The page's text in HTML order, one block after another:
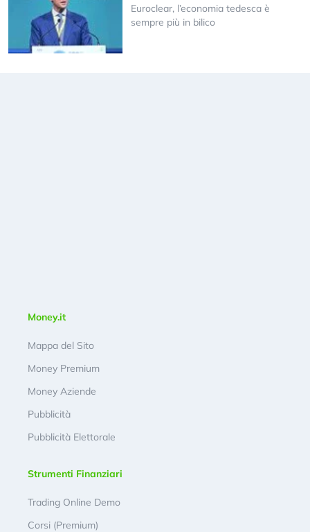
Euroclear, l’economia tedesca è
sempre più in bilico
Money.it
Mappa del Sito
Money Premium
Money Aziende
Pubblicità
Pubblicità Elettorale
Strumenti Finanziari
Trading Online Demo
Corsi (Premium)